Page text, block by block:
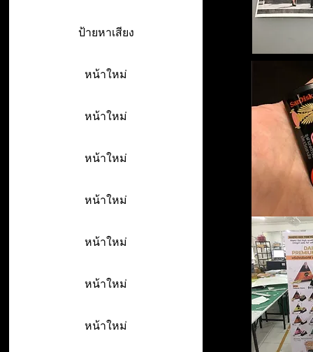
ป้ายหาเสียง
หน้าใหม่
หน้าใหม่
หน้าใหม่
หน้าใหม่
หน้าใหม่
หน้าใหม่
หน้าใหม่